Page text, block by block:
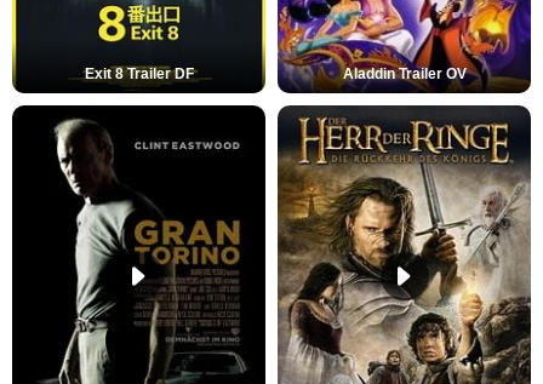
Exit 8 Trailer DF Aladdin Trailer OV